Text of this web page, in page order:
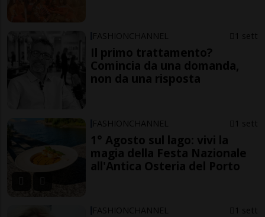
FASHIONCHANNEL 1 sett
Il primo trattamento?
Comincia da una domanda,
non da una risposta
FASHIONCHANNEL 1 sett
1° Agosto sul lago: vivi la
magia della Festa Nazionale
all'Antica Osteria del Porto
FASHIONCHANNEL 1 sett